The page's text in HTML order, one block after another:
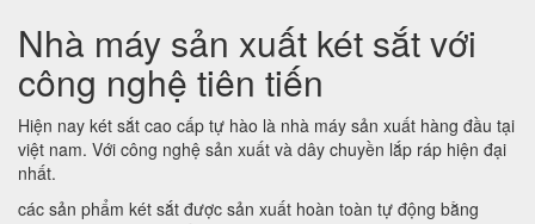
Nhà máy sản xuất két sắt với
công nghệ tiên tiến
Hiện nay két sắt cao cấp tự hào là nhà máy sản xuất hàng đầu tại
việt nam. Với công nghệ sản xuất và dây chuyền lắp ráp hiện đại
nhất.
các sản phẩm két sắt được sản xuất hoàn toàn tự động bằng